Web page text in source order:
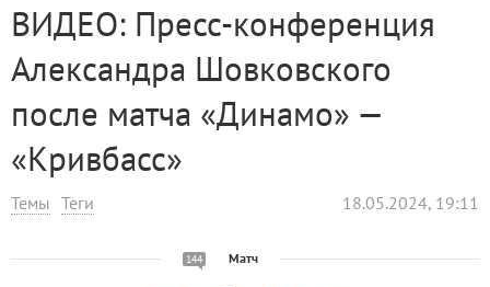
ВИДЕО: Пресс-конференция
Александра Шовковского
после матча «Динамо» —
«Кривбасс»
Темы Теги 18.05.2024, 19:11
144 Матч